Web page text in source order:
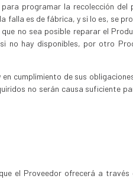
programar la recolección del
falla es de fábrica, y si lo es, se
no sea posible reparar el
no hay disponibles, por otro
cumplimiento de sus
no serán causa suficiente
el Proveedor ofrecerá a